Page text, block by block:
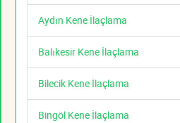
Aydın Kene İlaçlama
Balıkesir Kene İlaçlama
Bilecik Kene İlaçlama
Bingöl Kene İlaçlama